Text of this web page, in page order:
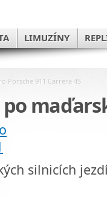
LIMUZÍNY
Porsche 911 Carrera 4S
po
silnicích